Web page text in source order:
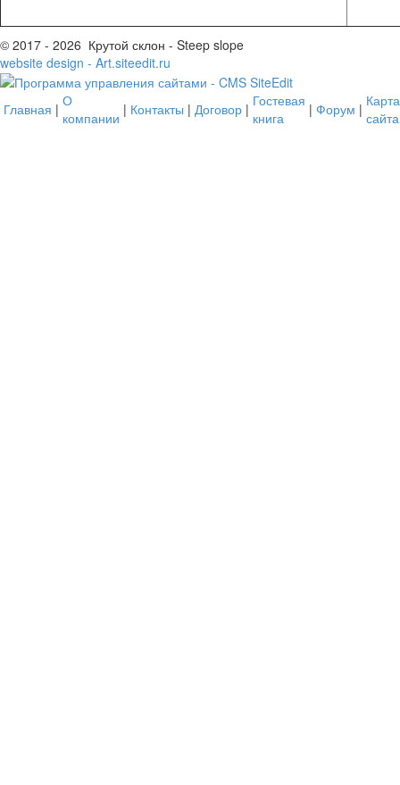
© 2017 - 2026 Крутой склон - Steep slope
website design - Art.siteedit.ru
Главная | О
компании | Контакты | Договор | Гостевая
книга
| Форум | Карта
сайта